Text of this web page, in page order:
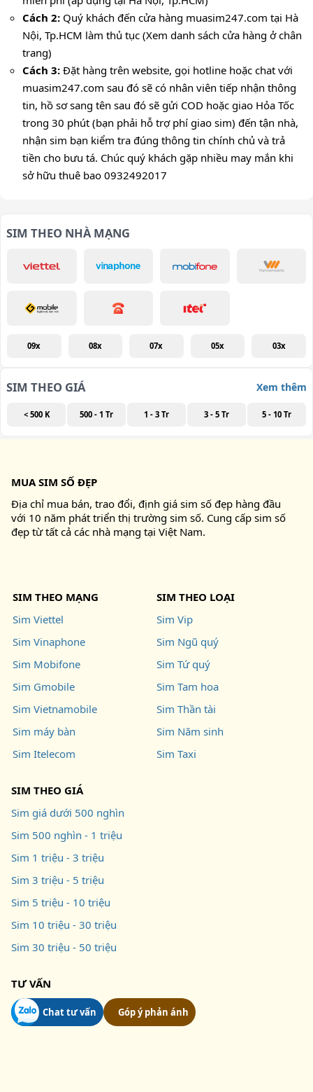
Cách 2: Quý khách đến cửa hàng muasim247.com tại Hà
Nội, Tp.HCM làm thủ tục (Xem danh sách cửa hàng ở chân
trang)
Cách 3: Đặt hàng trên website, gọi hotline hoặc chat với
muasim247.com sau đó sẽ có nhân viên tiếp nhận thông
tin, hồ sơ sang tên sau đó sẽ gửi COD hoặc giao Hỏa Tốc
trong 30 phút (bạn phải hỗ trợ phí giao sim) đến tận nhà,
nhận sim bạn kiểm tra đúng thông tin chính chủ và trả
tiền cho bưu tá. Chúc quý khách gặp nhiều may mắn khi
sở hữu thuê bao 0932492017
SIM THEO NHÀ MẠNG
09x 08x 07x 05x 03x
SIM THEO GIÁ Xem thêm
< 500 K 500 - 1 Tr 1 - 3 Tr 3 - 5 Tr 5 - 10 Tr
MUA SIM SỐ ĐẸP
Địa chỉ mua bán, trao đổi, định giá sim số đẹp hàng đầu
với 10 năm phát triển thị trường sim số. Cung cấp sim số
đẹp từ tất cả các nhà mạng tại Việt Nam.
SIM THEO MẠNG
Sim Viettel
Sim Vinaphone
Sim Mobifone
Sim Gmobile
Sim Vietnamobile
Sim máy bàn
Sim Itelecom
SIM THEO LOẠI
Sim Vip
Sim Ngũ quý
Sim Tứ quý
Sim Tam hoa
Sim Thần tài
Sim Năm sinh
Sim Taxi
SIM THEO GIÁ
Sim giá dưới 500 nghìn
Sim 500 nghìn - 1 triệu
Sim 1 triệu - 3 triệu
Sim 3 triệu - 5 triệu
Sim 5 triệu - 10 triệu
Sim 10 triệu - 30 triệu
Sim 30 triệu - 50 triệu
TƯ VẤN
Chat tư vấn Góp ý phản ánh